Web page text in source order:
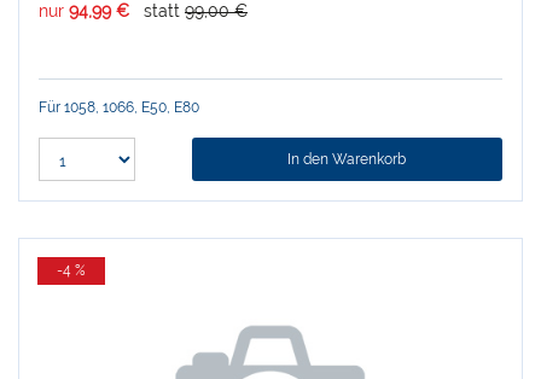
nur 94,99 € statt 99,00 €
Für 1058, 1066, E50, E80
In den Warenkorb
-4 %